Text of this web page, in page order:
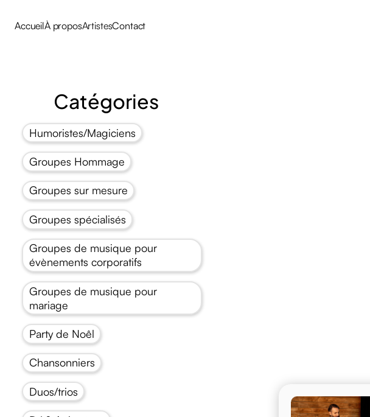
AccueilÀ proposArtistesContact
Catégories
Humoristes/Magiciens
Groupes Hommage
Groupes sur mesure
Groupes spécialisés
Groupes de musique pour
évènements corporatifs
Groupes de musique pour
mariage
Party de Noêl
Chansonniers
Duos/trios